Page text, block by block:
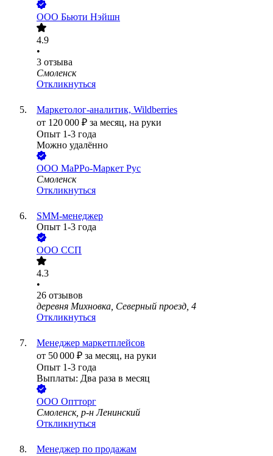
ООО Бьюти Нэйшн
4.9
•
3 отзыва
Смоленск
Откликнуться
Маркетолог-аналитик, Wildberries
от 120 000 ₽ за месяц, на руки
Опыт 1-3 года
Можно удалённо
ООО МаРРо-Маркет Рус
Смоленск
Откликнуться
SMM-менеджер
Опыт 1-3 года
ООО ССП
4.3
•
26 отзывов
деревня Михновка, Северный проезд, 4
Откликнуться
Менеджер маркетплейсов
от 50 000 ₽ за месяц, на руки
Опыт 1-3 года
Выплаты: Два раза в месяц
ООО Оптторг
Смоленск, р-н Ленинский
Откликнуться
Менеджер по продажам